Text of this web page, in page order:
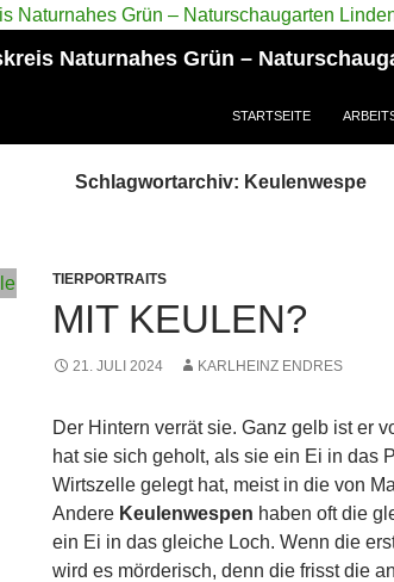
Naturnahes Grün –
STARTSEITE
Schlagwortarchiv: Keulenwespe
TIERPORTRAITS
MIT KEULEN?
21. JULI 2024 KARLHEINZ ENDRES
Der Hintern verrät sie. Ganz gelb ist er
hat sie sich geholt, als sie ein Ei in das
Wirtszelle gelegt hat, meist in die von
Andere Keulenwespen haben oft die
ein Ei in das gleiche Loch. Wenn die
wird es mörderisch, denn die frisst die